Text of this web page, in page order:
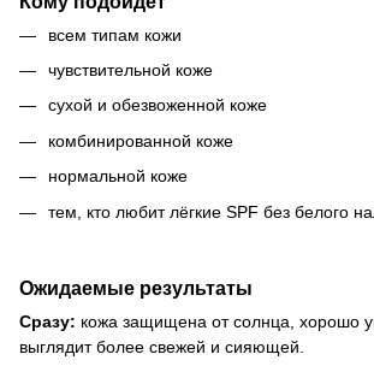
всем типам кожи
чувствительной коже
сухой и обезвоженной коже
комбинированной коже
нормальной коже
тем, кто любит лёгкие SPF без белого
Ожидаемые результаты
Сразу: кожа защищена от солнца, хорошо
выглядит более свежей и сияющей.